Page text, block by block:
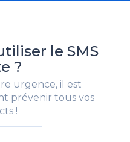
le SMS
?
urgence, il est
prévenir tous vos
!